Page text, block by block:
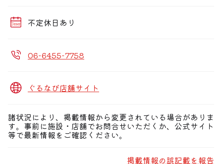
不定休日あり
06-6455-7758
ぐるなび店舗サイト
諸状況により、掲載情報から変更されている場合がありま
す。事前に施設・店舗でお問合せいただくか、公式サイト
等で最新情報をご確認ください。
掲載情報の誤記載を報告